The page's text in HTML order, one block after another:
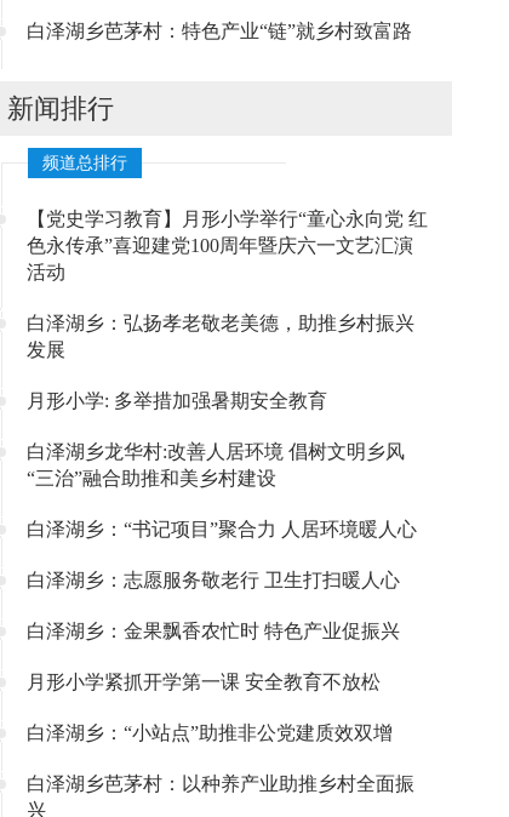
白泽湖乡芭茅村：特色产业“链”就乡村致富路
新闻排行
频道总排行
【党史学习教育】月形小学举行“童心永向党 红
色永传承”喜迎建党100周年暨庆六一文艺汇演
活动
白泽湖乡：弘扬孝老敬老美德，助推乡村振兴
发展
月形小学: 多举措加强暑期安全教育
白泽湖乡龙华村:改善人居环境 倡树文明乡风
“三治”融合助推和美乡村建设
白泽湖乡：“书记项目”聚合力 人居环境暖人心
白泽湖乡：志愿服务敬老行 卫生打扫暖人心
白泽湖乡：金果飘香农忙时 特色产业促振兴
月形小学紧抓开学第一课 安全教育不放松
白泽湖乡：“小站点”助推非公党建质效双增
白泽湖乡芭茅村：以种养产业助推乡村全面振
兴